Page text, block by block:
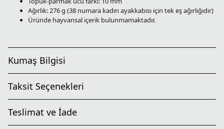
Ağırlık: 276 g (38 numara kadın ayakkabısı için tek eş ağırlığıdır)
Üründe hayvansal içerik bulunmamaktadır.
Kumaş Bilgisi
Taksit Seçenekleri
Teslimat ve İade